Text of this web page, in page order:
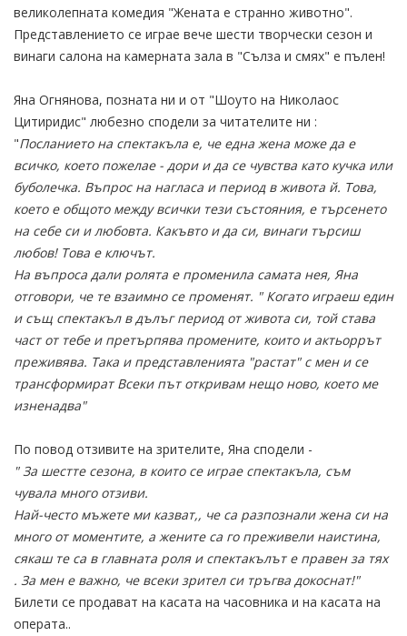
великолепната комедия "Жената е странно животно".
Представлението се играе вече шести творчески сезон и
винаги салона на камерната зала в "Сълза и смях" е пълен!
Яна Огнянова, позната ни и от "Шоуто на Николаос
Цитиридис" любезно сподели за читателите ни :
"Посланието на спектакъла е, че една жена може да е
всичко, което пожелае - дори и да се чувства като кучка или
буболечка. Въпрос на нагласа и период в живота й. Това,
което е общото между всички тези състояния, е търсенето
на себе си и любовта. Какъвто и да си, винаги търсиш
любов! Това е ключът.
На въпроса дали ролята е променила самата нея, Яна
отговори, че те взаимно се променят. " Когато играеш един
и същ спектакъл в дълъг период от живота си, той става
част от тебе и претърпява промените, които и актьоррът
преживява. Така и представленията "растат" с мен и се
трансформират Всеки път откривам нещо ново, което ме
изненадва"
По повод отзивите на зрителите, Яна сподели -
" За шестте сезона, в които се играе спектакъла, съм
чувала много отзиви.
Най-често мъжете ми казват,, че са разпознали жена си на
много от моментите, а жените са го преживели наистина,
сякаш те са в главната роля и спектакълът е правен за тях
. За мен е важно, че всеки зрител си тръгва докоснат!"
Билети се продават на касата на часовника и на касата на
операта..